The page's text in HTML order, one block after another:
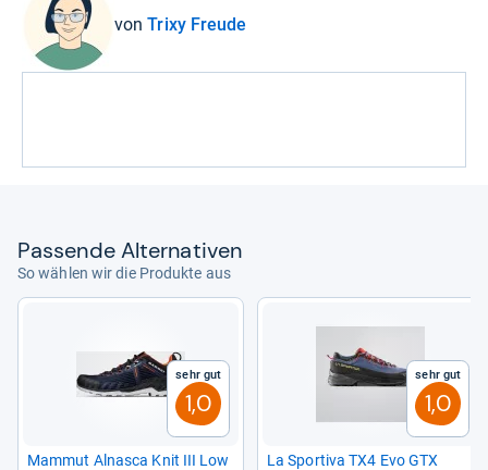
vonTrixy Freude
Pas­sende Alter­na­ti­ven
So wählen wir die Produkte aus
Sehr gut
1,0
Mam­mut Alnasca Knit III Low
Sehr gut
1,0
La Spor­tiva TX4 Evo GTX